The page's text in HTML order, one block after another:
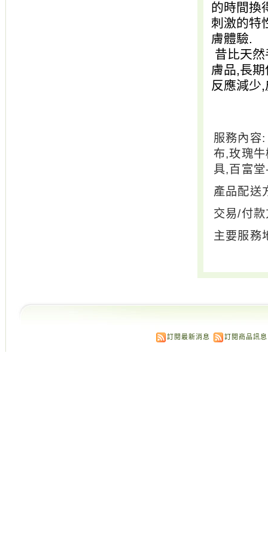
的時間換
刺激的特
膚體驗.
昔比天
膚品,長
反應減少
服務內容
布,玫瑰
具,百富
產品配送
交易/付
主要服務
訂閱最新消息 訂閱商品訊息